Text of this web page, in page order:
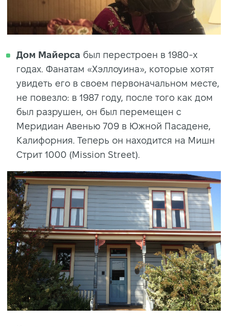
Дом Майерса был перестроен в 1980-х
годах. Фанатам «Хэллоуина», которые хотят
увидеть его в своем первоначальном месте,
не повезло: в 1987 году, после того как дом
был разрушен, он был перемещен с
Меридиан Авенью 709 в Южной Пасадене,
Калифорния. Теперь он находится на Мишн
Стрит 1000 (Mission Street).